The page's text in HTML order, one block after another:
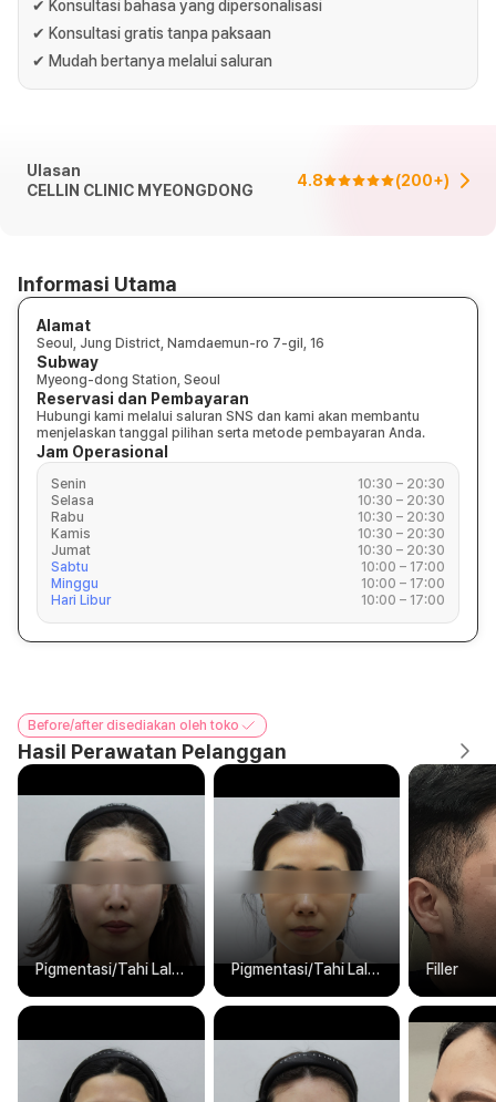
✔ Konsultasi bahasa yang dipersonalisasi
✔ Konsultasi gratis tanpa paksaan
✔ Mudah bertanya melalui saluran
Ulasan
CELLIN CLINIC MYEONGDONG
4.8 (200+)
Informasi Utama
Alamat
Seoul, Jung District, Namdaemun-ro 7-gil, 16
Subway
Myeong-dong Station, Seoul
Reservasi dan Pembayaran
Hubungi kami melalui saluran SNS dan kami akan membantu
menjelaskan tanggal pilihan serta metode pembayaran Anda.
Jam Operasional
Senin
10:30 – 20:30
Selasa
10:30 – 20:30
Rabu
10:30 – 20:30
Kamis
10:30 – 20:30
Jumat
10:30 – 20:30
Sabtu
10:00 – 17:00
Minggu
10:00 – 17:00
Hari Libur
10:00 – 17:00
Before/after disediakan oleh toko
Hasil Perawatan Pelanggan
Pigmentasi/Tahi Lalat/Tato Pigmentasi/Tahi Lalat/Tato Filler